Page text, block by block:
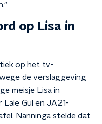
op Lisa in
op het tv-
de verslaggeving
meisje Lisa in
Lale Gül en JA21-
Nanninga stelde dat